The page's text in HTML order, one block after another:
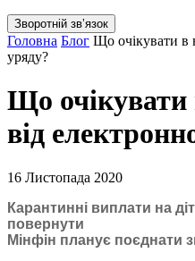
Зворотній звʼязок
Головна Блог Що очікувати в
уряду?
Що очікувати
від
16 Листопада 2020
Карантинні виплати на
повернути
Мінфін планує поєднати